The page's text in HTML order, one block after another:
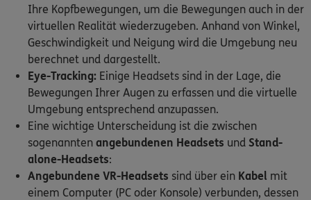
Ihre Kopfbewegungen, um die Bewegungen auch in der
virtuellen Realität wiederzugeben. Anhand von Winkel,
Geschwindigkeit und Neigung wird die Umgebung neu
berechnet und dargestellt.
Eye-Tracking: Einige Headsets sind in der Lage, die
Bewegungen Ihrer Augen zu erfassen und die virtuelle
Umgebung entsprechend anzupassen.
Eine wichtige Unterscheidung ist die zwischen
sogenannten angebundenen Headsets und Stand-
alone-Headsets:
Angebundene VR-Headsets sind über ein Kabel mit
einem Computer (PC oder Konsole) verbunden, dessen